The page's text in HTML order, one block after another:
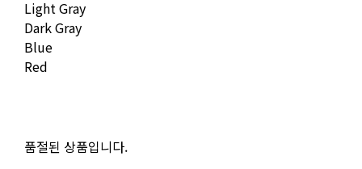
Light Gray
Dark Gray
Blue
Red
품절된 상품입니다.